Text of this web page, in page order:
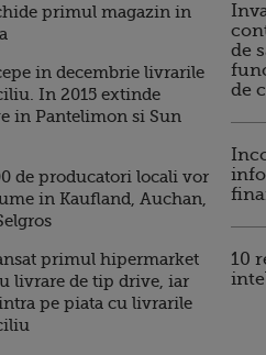
primul magazin in
in decembrie livrarile
In 2015 extinde
in Pantelimon si Sun
de producatori locali vor
in Kaufland, Auchan,
primul hipermarket
livrare de tip drive, iar
pe piata cu livrarile
de
de
10